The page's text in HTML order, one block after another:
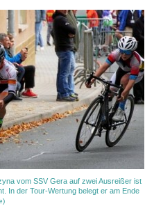
vom SSV Gera auf zwei Ausreißer ist
In der Tour-Wertung belegt er am Ende